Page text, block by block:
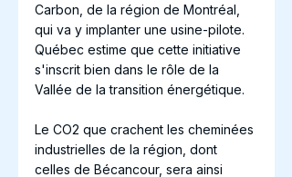
Carbon, de la région de Montréal,
qui va y implanter une usine-pilote.
Québec estime que cette initiative
s'inscrit bien dans le rôle de la
Vallée de la transition énergétique.
Le CO2 que crachent les cheminées
industrielles de la région, dont
celles de Bécancour, sera ainsi